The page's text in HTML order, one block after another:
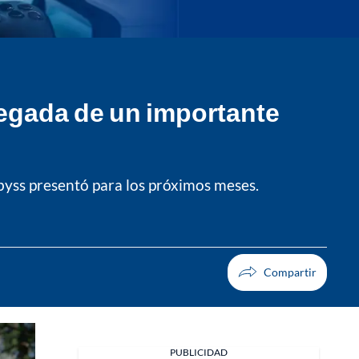
de un importante
presentó para los próximos meses.
PUBLICIDAD